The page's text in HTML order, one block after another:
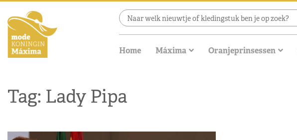
Home Máxima Oranjeprinsessen
Tag: Lady Pipa